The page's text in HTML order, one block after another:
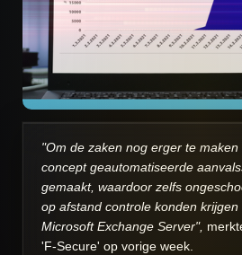
"Om de zaken nog erger te
concept geautomatiseerde
gemaakt, waardoor zelfs
op afstand controle konden
Microsoft Exchange Server",
'F-Secure' op vorige week.